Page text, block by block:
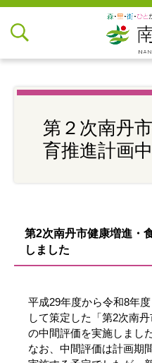
第２次南丹
育推進計画
第2次南丹市健康増進・
しました
平成29年度から令和8年
して策定した「第2次南
の中間評価を実施しました
なお、中間評価は計画期